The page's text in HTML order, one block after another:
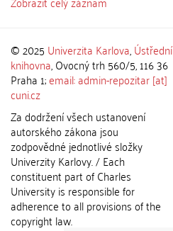
© 2025 Univerzita Karlova,Ústřední
knihovna, Ovocný trh 560/5, 116 36
Praha 1;email: admin-repozitar [at]
cuni.cz
Za dodržení všech ustanovení
autorského zákona jsou
zodpovědné jednotlivé složky
Univerzity Karlovy. / Each
constituent part of Charles
University is responsible for
adherence to all provisions of the
copyright law.